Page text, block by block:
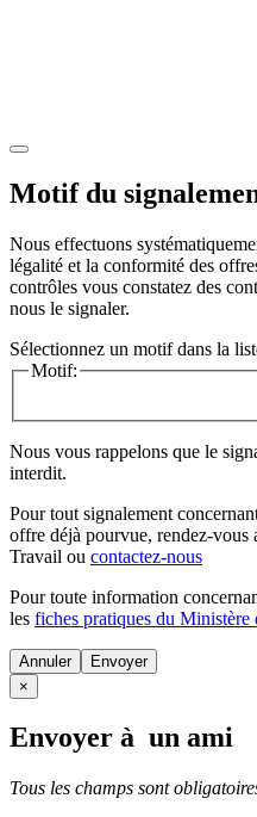
Motif du
Nous effectuons
légalité et la conformité des
contrôles vous constatez des
nous le signaler.
Sélectionnez un motif dans la
Motif:
Nous vous rappelons que le
interdit.
Pour tout signalement
offre déjà pourvue, rendez-vous
Travail ou contactez-nous
Pour toute information
les fiches pratiques du Ministère
Annuler
×
Envoyer à un ami
Tous les champs sont